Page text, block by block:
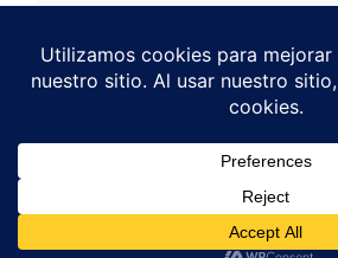
JIJIJIJA Primer
por el aporte me ayudo
tarea de mates
© 2026 LaProfematematiK "Dios
GeneratePress
¿Necesitas una